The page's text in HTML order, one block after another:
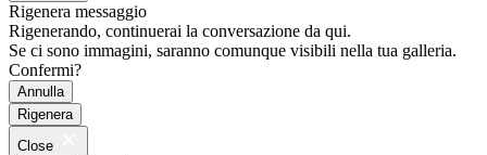
Rigenera messaggio
Rigenerando, continuerai la conversazione da qui.
Se ci sono immagini, saranno comunque visibili nella tua galleria.
Confermi?
Annulla
Rigenera
Close